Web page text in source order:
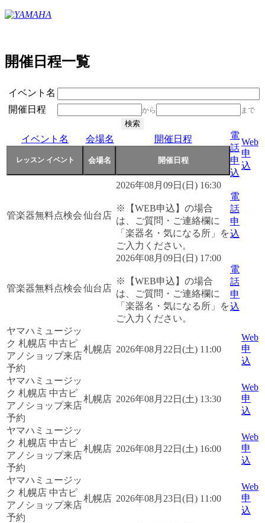
開催日程一覧
イベント名
開催日程
から まで
イベント名 会場名 開催日程
電
話
申
込
Web
申
込
管楽器無料点検会仙台店
2026年08月09日(日) 16:30
※【WEB申込】の場合
は、ご質問・ご連絡欄に
「楽器名・気になる所」を
ご入力ください。
電
話
申
込
管楽器無料点検会仙台店
2026年08月09日(日) 17:00
※【WEB申込】の場合
は、ご質問・ご連絡欄に
「楽器名・気になる所」を
ご入力ください。
電
話
申
込
ヤマハミュージッ
ク 札幌店 中古ピ
アノショップ来店
予約
札幌店 2026年08月22日(土) 11:00
Web
申
込
ヤマハミュージッ
ク 札幌店 中古ピ
アノショップ来店
予約
札幌店 2026年08月22日(土) 13:30
Web
申
込
ヤマハミュージッ
ク 札幌店 中古ピ
アノショップ来店
予約
札幌店 2026年08月22日(土) 16:00
Web
申
込
ヤマハミュージッ
ク 札幌店 中古ピ
アノショップ来店
予約
札幌店 2026年08月23日(日) 11:00
Web
申
込